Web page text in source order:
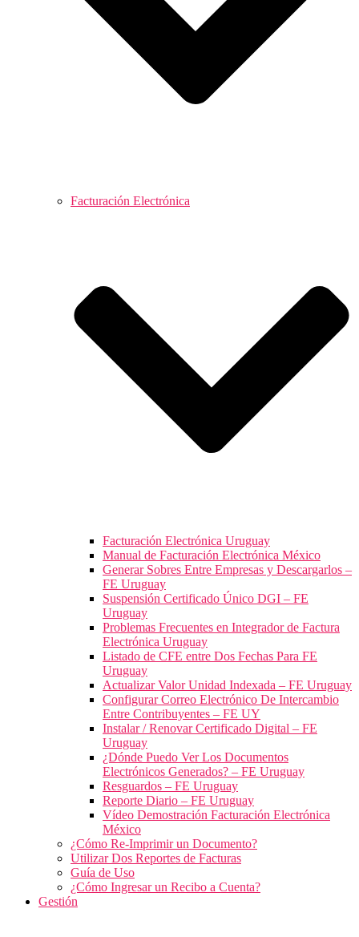
Facturación Electrónica
Facturación Electrónica Uruguay
Manual de Facturación Electrónica México
Generar Sobres Entre Empresas y Descargarlos –
FE Uruguay
Suspensión Certificado Único DGI – FE
Uruguay
Problemas Frecuentes en Integrador de Factura
Electrónica Uruguay
Listado de CFE entre Dos Fechas Para FE
Uruguay
Actualizar Valor Unidad Indexada – FE Uruguay
Configurar Correo Electrónico De Intercambio
Entre Contribuyentes – FE UY
Instalar / Renovar Certificado Digital – FE
Uruguay
¿Dónde Puedo Ver Los Documentos
Electrónicos Generados? – FE Uruguay
Resguardos – FE Uruguay
Reporte Diario – FE Uruguay
Vídeo Demostración Facturación Electrónica
México
¿Cómo Re-Imprimir un Documento?
Utilizar Dos Reportes de Facturas
Guía de Uso
¿Cómo Ingresar un Recibo a Cuenta?
Gestión